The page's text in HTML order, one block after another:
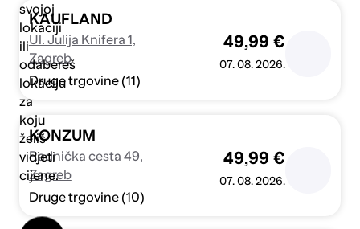
svojoj
lokaciji
ili
odabereš
lokaciju
za
koju
želiš
vidjeti
cijene.
KAUFLAND
Ul. Julija Knifera 1,
Zagreb
Druge trgovine (11)
49,99 €
07. 08. 2026.
KONZUM
Radnička cesta 49,
Zagreb
Druge trgovine (10)
49,99 €
07. 08. 2026.